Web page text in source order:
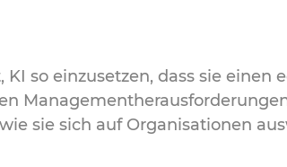
so einzusetzen, dass sie einen
sie sich auf Organisationen